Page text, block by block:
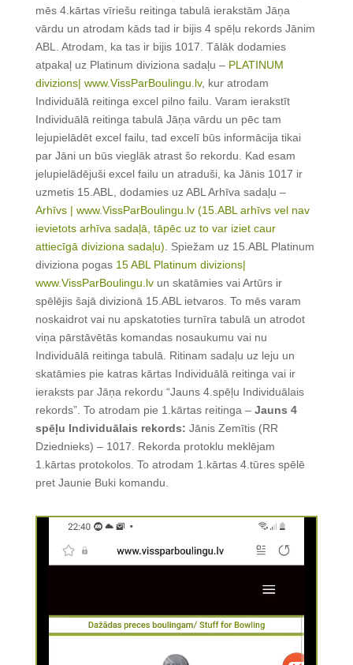
mēs 4.kārtas vīriešu reitinga tabulā ierakstām Jāņa
vārdu un atrodam kāds tad ir bijis 4 spēļu rekords Jānim
ABL. Atrodam, ka tas ir bijis 1017. Tālāk dodamies
atpakaļ uz Platinum diviziona sadaļu – PLATINUM
divizions| www.VissParBoulingu.lv, kur atrodam
Individuālā reitinga excel pilno failu. Varam ierakstīt
Individuālā reitinga tabulā Jāņa vārdu un pēc tam
lejupielādēt excel failu, tad excelī būs informācija tikai
par Jāni un būs vieglāk atrast šo rekordu. Kad esam
jelupielādējuši excel failu un atraduši, ka Jānis 1017 ir
uzmetis 15.ABL, dodamies uz ABL Arhīva sadaļu –
Arhīvs | www.VissParBoulingu.lv (15.ABL arhīvs vel nav
ievietots arhīva sadaļā, tāpēc uz to var iziet caur
attiecīgā diviziona sadaļu) . Spiežam uz 15.ABL Platinum
diviziona pogas 15 ABL Platinum divizions|
www.VissParBoulingu.lvun skatāmies vai Artūrs ir
spēlējis šajā divizionā 15.ABL ietvaros. To mēs varam
noskaidrot vai nu apskatoties turnīra tabulā un atrodot
viņa pārstāvētās komandas nosaukumu vai nu
Individuālā reitinga tabulā. Ritinam sadaļu uz leju un
skatāmies pie katras kārtas Individuālā reitinga vai ir
ieraksts par Jāņa rekordu “Jauns 4.spēļu Individuālais
rekords”. To atrodam pie 1.kārtas reitinga – Jauns 4
spēļu Individuālais rekords: Jānis Zemītis (RR
Dziednieks) – 1017. Rekorda protoklu meklējam
1.kārtas protokolos. To atrodam 1.kārtas 4.tūres spēlē
pret Jaunie Buki komandu.